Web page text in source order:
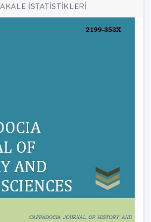
İSTATİSTİKLERİ